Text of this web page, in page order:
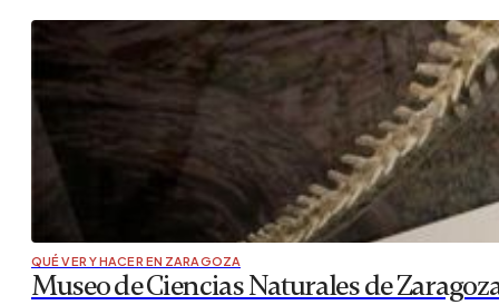
QUÉ VER Y HACER EN ZARAGOZA
Museo de Ciencias Naturales de